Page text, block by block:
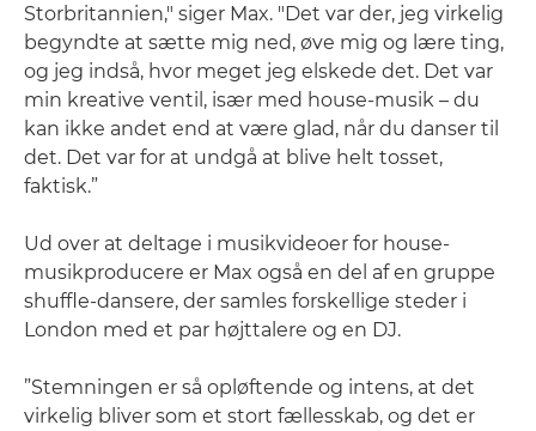
Storbritannien," siger Max. "Det var der, jeg virkelig
begyndte at sætte mig ned, øve mig og lære ting,
og jeg indså, hvor meget jeg elskede det. Det var
min kreative ventil, især med house-musik – du
kan ikke andet end at være glad, når du danser til
det. Det var for at undgå at blive helt tosset,
faktisk.”
Ud over at deltage i musikvideoer for house-
musikproducere er Max også en del af en gruppe
shuffle-dansere, der samles forskellige steder i
London med et par højttalere og en DJ.
”Stemningen er så opløftende og intens, at det
virkelig bliver som et stort fællesskab, og det er